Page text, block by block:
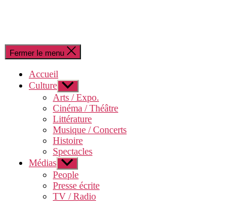
Fermer le menu
Accueil
Culture Afficher
le
sous-
menu
Arts / Expo.
Cinéma / Théâtre
Littérature
Musique / Concerts
Histoire
Spectacles
Médias Afficher
le
sous-
menu
People
Presse écrite
TV / Radio